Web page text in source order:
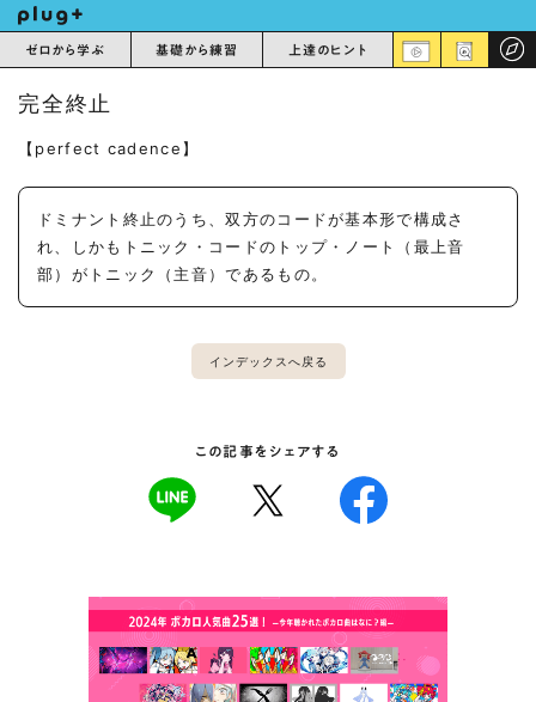
ゼロから学ぶ 基礎から練習 上達のヒント
完全終止
【perfect cadence】
ドミナント終止のうち、双方のコードが基本形で構成さ
れ、しかもトニック・コードのトップ・ノート（最上音
部）がトニック（主音）であるもの。
インデックスへ戻る
この記事をシェアする